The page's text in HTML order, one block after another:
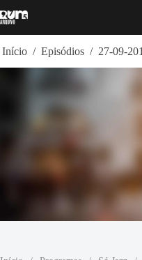
para
Início / Episódios / 27-09-